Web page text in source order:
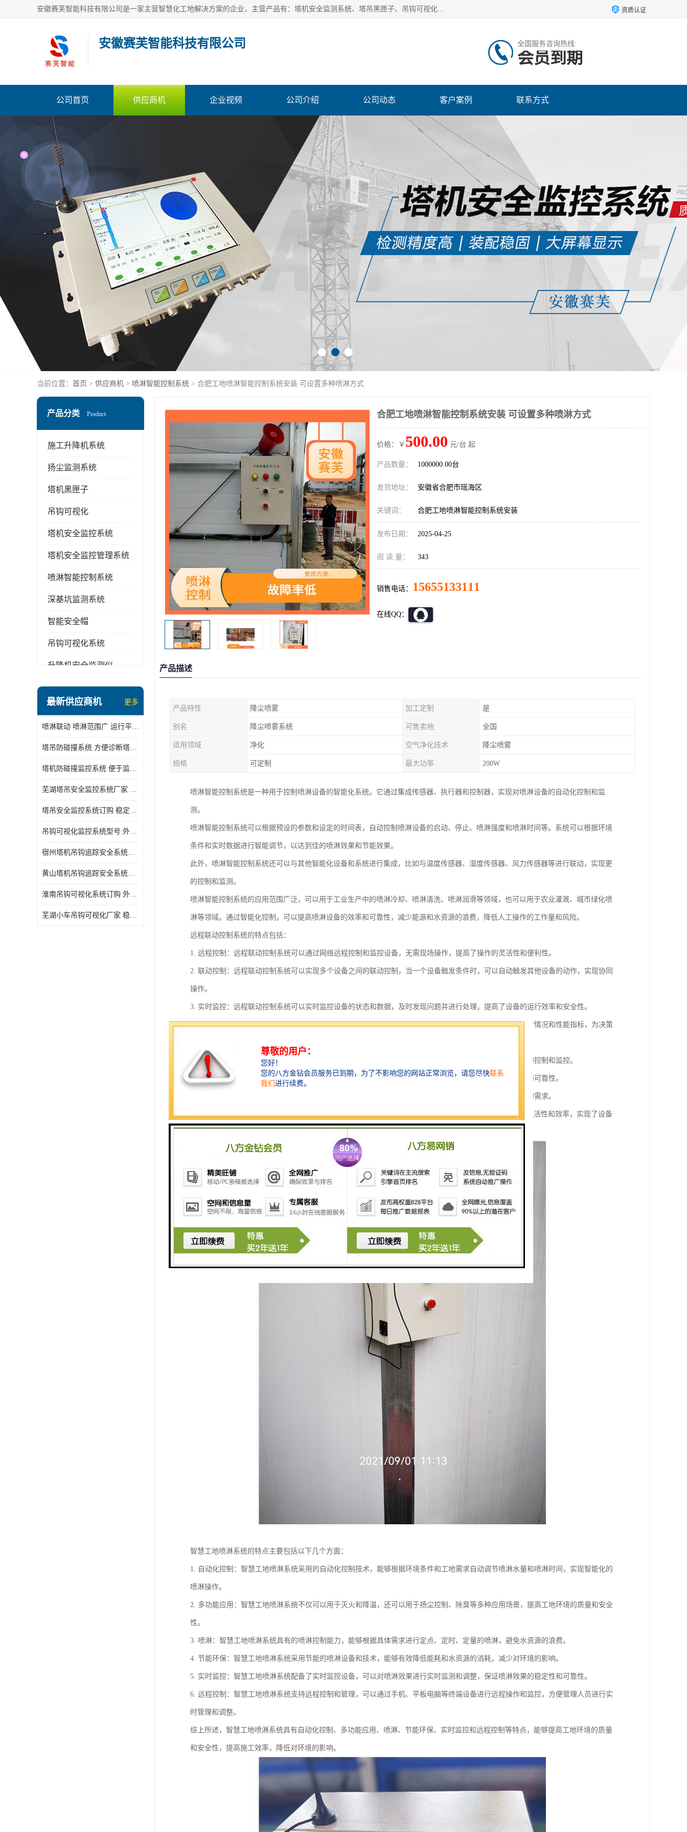
安徽赛芙智能科技有限公司是一家主营智慧化工地解决方案的企业，主营产品有：塔机安全监测系统、塔吊黑匣子、吊钩可视化、吊钩可视化系统、塔机安全监控系统、塔机黑匣子等。创建至今始终关注用户需求，为用户提供有的产品和服务。 资质认证
安徽赛芙智能科技有限公司 全国服务咨询热线:
会员到期
公司首页 供应商机 企业视频 公司介绍 公司动态 客户案例 联系方式
当前位置： 首页 > 供应商机 > 喷淋智能控制系统 > 合肥工地喷淋智能控制系统安装 可设置多种喷淋方式
产品分类 Product
施工升降机系统
扬尘监测系统
塔机黑匣子
吊钩可视化
塔机安全监控系统
塔机安全监控管理系统
喷淋智能控制系统
深基坑监测系统
智能安全帽
吊钩可视化系统
升降机安全监测仪
最新供应商机 更多
喷淋联动 喷淋范围广 运行平稳 噪音小
塔吊防碰撞系统 方便诊断塔机状态 自动变焦智能化跟踪
塔机防碰撞监控系统 便于监督和管理 主要应用于塔机的实时监控
芜湖塔吊安全监控系统厂家 外观简洁大方 减少盲吊引发的事故
塔吊安全监控系统订购 稳定性高 结构清晰稳定
吊钩可视化监控系统型号 外观简洁大方 信号稳定 抗干扰性强
宿州塔机吊钩追踪安全系统厂家 提高工作效率 结构清晰稳定
黄山塔机吊钩追踪安全系统价格 可远程查看 减少盲吊引发的事故
淮南吊钩可视化系统订购 外观简洁大方 体积小 占用空间小
芜湖小车吊钩可视化厂家 稳定性高 可视吊装 降低盲吊风险
合肥工地喷淋智能控制系统安装 可设置多种喷淋方式
价格：￥ 500.00 元/台 起
产品数量： 1000000.00台
发货地址： 安徽省合肥市瑶海区
关键词： 合肥工地喷淋智能控制系统安装
发布日期： 2025-04-25
阅 读 量： 343
销售电话： 15655133111
在线QQ：
产品描述
产品特性 降尘喷雾 加工定制 是
别名 降尘喷雾系统 可售卖地 全国
适用领域 净化 空气净化技术 降尘喷雾
规格 可定制 最大功率 200W
喷淋智能控制系统是一种用于控制喷淋设备的智能化系统。它通过集成传感器、执行器和控制器，实现对喷淋设备的自动化控制和监
测。
喷淋智能控制系统可以根据预设的参数和设定的时间表，自动控制喷淋设备的启动、停止、喷淋强度和喷淋时间等。系统可以根据环境
条件和实时数据进行智能调节，以达到佳的喷淋效果和节能效果。
此外，喷淋智能控制系统还可以与其他智能化设备和系统进行集成，比如与温度传感器、湿度传感器、风力传感器等进行联动，实现更
的控制和监测。
喷淋智能控制系统的应用范围广泛，可以用于工业生产中的喷淋冷却、喷淋清洗、喷淋润滑等领域，也可以用于农业灌溉、城市绿化喷
淋等领域。通过智能化控制，可以提高喷淋设备的效率和可靠性，减少能源和水资源的浪费，降低人工操作的工作量和风险。
远程联动控制系统的特点包括：
1. 远程控制：远程联动控制系统可以通过网络远程控制和监控设备，无需现场操作，提高了操作的灵活性和便利性。
2. 联动控制：远程联动控制系统可以实现多个设备之间的联动控制，当一个设备触发条件时，可以自动触发其他设备的动作，实现协同
操作。
3. 实时监控：远程联动控制系统可以实时监控设备的状态和数据，及时发现问题并进行处理，提高了设备的运行效率和安全性。
4. 数据采集与分析：远程联动控制系统可以对设备的数据进行采集和分析，通过数据分析可以了解设备的运行情况和性能指标，为决策
5. 可视化界面：远程联动控制系统通常具有友好的可视化界面，操作简单直观，用户可以通过界面进行设备的控制和监控。
6. 安全性保障：远程联动控制系统通常具有安全性保障措施，如身份验证、数据加密等，确保系统的安全性和可靠性。
7. 扩展性：远程联动控制系统可以根据实际需求进行扩展和定制，可以添加新的设备和功能，满足不同场景的需求。
总之，远程联动控制系统通过远程控制、联动控制、实时监控、数据采集与分析等特点，提高了设备的操作灵活性和效率，实现了设备
智慧工地喷淋系统的特点主要包括以下几个方面：
1. 自动化控制：智慧工地喷淋系统采用的自动化控制技术，能够根据环境条件和工地需求自动调节喷淋水量和喷淋时间，实现智能化的
喷淋操作。
2. 多功能应用：智慧工地喷淋系统不仅可以用于灭火和降温，还可以用于扬尘控制、除臭等多种应用场景，提高工地环境的质量和安全
性。
3. 喷淋：智慧工地喷淋系统具有的喷淋控制能力，能够根据具体需求进行定点、定时、定量的喷淋，避免水资源的浪费。
4. 节能环保：智慧工地喷淋系统采用节能的喷淋设备和技术，能够有效降低能耗和水资源的消耗，减少对环境的影响。
5. 实时监控：智慧工地喷淋系统配备了实时监控设备，可以对喷淋效果进行实时监测和调整，保证喷淋效果的稳定性和可靠性。
6. 远程控制：智慧工地喷淋系统支持远程控制和管理，可以通过手机、平板电脑等终端设备进行远程操作和监控，方便管理人员进行实
时管理和调整。
综上所述，智慧工地喷淋系统具有自动化控制、多功能应用、喷淋、节能环保、实时监控和远程控制等特点，能够提高工地环境的质量
和安全性，提高施工效率，降低对环境的影响。